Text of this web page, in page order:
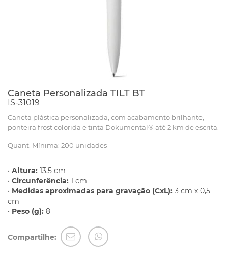
Caneta Personalizada TILT BT
IS-31019
Caneta plástica personalizada, com acabamento brilhante,
ponteira frost colorida e tinta Dokumental® até 2 km de escrita.
Quant. Mínima: 200 unidades
• Altura: 13,5 cm
• Circunferência: 1 cm
• Medidas aproximadas para gravação (CxL): 3 cm x 0,5
cm
• Peso (g): 8
Compartilhe: